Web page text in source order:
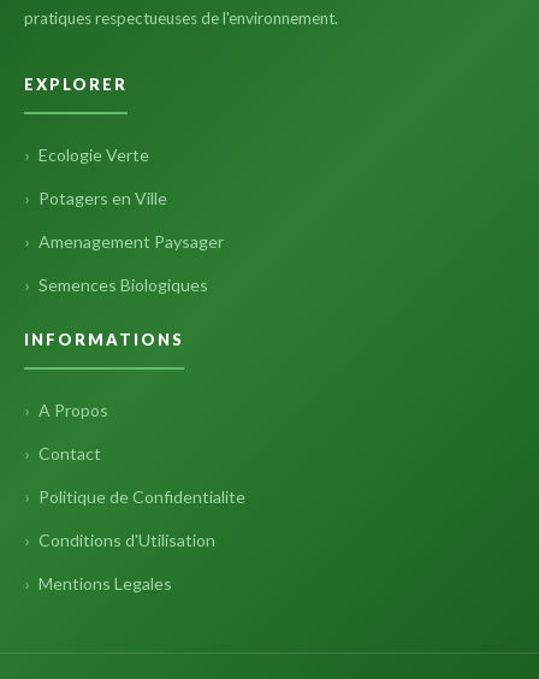
pratiques respectueuses de l'environnement.
EXPLORER
Ecologie Verte
Potagers en Ville
Amenagement Paysager
Semences Biologiques
INFORMATIONS
A Propos
Contact
Politique de Confidentialite
Conditions d'Utilisation
Mentions Legales